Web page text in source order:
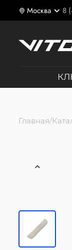
Москва 8
Главная